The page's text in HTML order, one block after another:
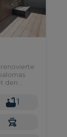
renovierte
den
1